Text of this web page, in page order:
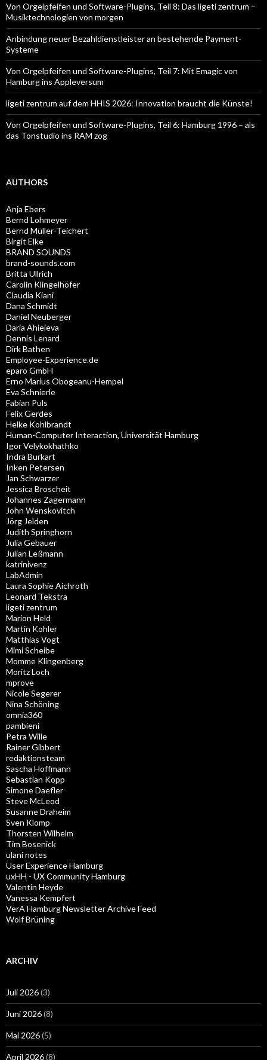
Von Orgelpfeifen und Software-Plugins, Teil 8: Das ligeti zentrum –
Musiktechnologien von morgen
Anbindung neuer Bezahldienstleister an bestehende Payment-
Systeme
Von Orgelpfeifen und Software-Plugins, Teil 7: Mit Emagic von
Hamburg ins Appleversum
ligeti zentrum auf dem HHIS 2026: Innovation braucht die Künste!
Von Orgelpfeifen und Software-Plugins, Teil 6: Hamburg 1996 – als
das Tonstudio ins RAM zog
AUTHORS
Anja Ebers
Bernd Lohmeyer
Bernd Müller-Teichert
Birgit Elke
BRAND SOUNDS
brand-sounds.com
Britta Ullrich
Carolin Klingelhöfer
Claudia Kiani
Dana Schmidt
Daniel Neuberger
Daria Ahieieva
Dennis Lenard
Dirk Bathen
Employee-Experience.de
eparo GmbH
Erno Marius Obogeanu-Hempel
Eva Schnierle
Fabian Puls
Felix Gerdes
Helke Kohlbrandt
Human-Computer Interaction, Universität Hamburg
Igor Velykokhathko
Indra Burkart
Inken Petersen
Jan Schwarzer
Jessica Broscheit
Johannes Zagermann
John Wenskovitch
Jörg Jelden
Judith Springhorn
Julia Gebauer
Julian Leßmann
katrinivenz
LabAdmin
Laura Sophie Aichroth
Leonard Tekstra
ligeti zentrum
Marion Held
Martin Kohler
Matthias Vogt
Mimi Scheibe
Momme Klingenberg
Moritz Loch
mprove
Nicole Segerer
Nina Schöning
omnia360
pambieni
Petra Wille
Rainer Gibbert
redaktionsteam
Sascha Hoffmann
Sebastian Kopp
Simone Daefler
Steve McLeod
Susanne Draheim
Sven Klomp
Thorsten Wilhelm
Tim Bosenick
ulani notes
User Experience Hamburg
uxHH - UX Community Hamburg
Valentin Heyde
Vanessa Kempfert
VerA Hamburg Newsletter Archive Feed
Wolf Brüning
ARCHIV
Juli 2026(3)
Juni 2026(8)
Mai 2026(5)
April 2026(8)